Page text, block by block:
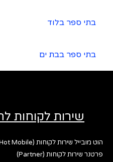
בתי ספר בלוד
בתי ספר בבת ים
שירות לקוחות
הוט מובייל שירות לקוחות (Hot Mobile)
פרטנר שירות לקוחות (Partner)